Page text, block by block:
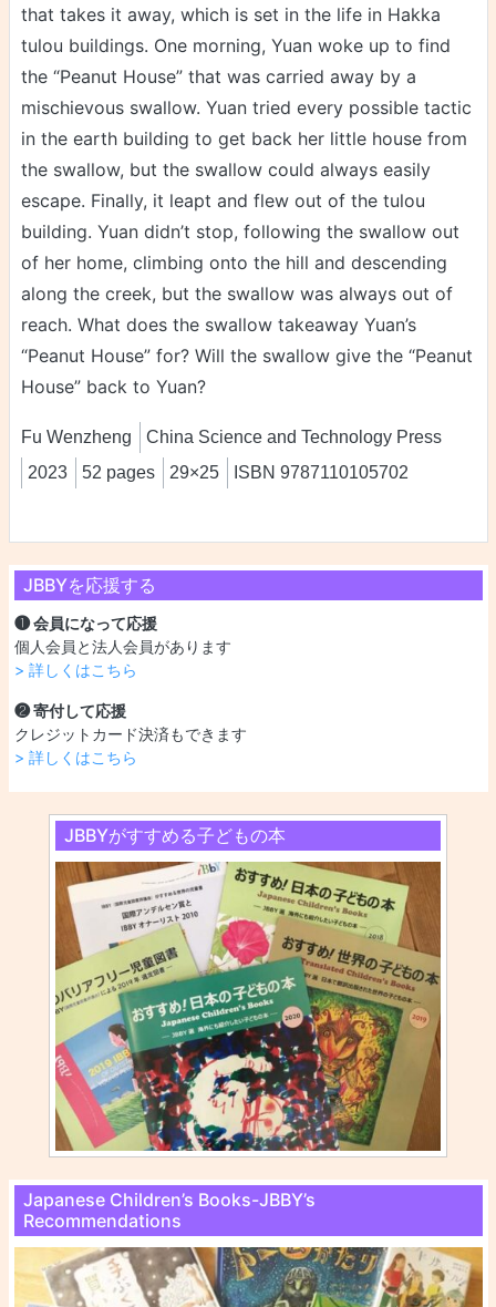
JBBYを応援する
❶ 会員になって応援
個人会員と法人会員があります
> 詳しくはこちら
❷ 寄付して応援
クレジットカード決済もできます
> 詳しくはこちら
JBBYがすすめる子どもの本
Japanese Children’s Books-JBBY’s
Recommendations
that takes it away, which is set in the life in Hakka
tulou buildings. One morning, Yuan woke up to find
the “Peanut House” that was carried away by a
mischievous swallow. Yuan tried every possible tactic
in the earth building to get back her little house from
the swallow, but the swallow could always easily
escape. Finally, it leapt and flew out of the tulou
building. Yuan didn’t stop, following the swallow out
of her home, climbing onto the hill and descending
along the creek, but the swallow was always out of
reach. What does the swallow takeaway Yuan’s
“Peanut House” for? Will the swallow give the “Peanut
House” back to Yuan?
Fu Wenzheng
China Science and Technology Press
2023
52 pages 29×25 ISBN 9787110105702